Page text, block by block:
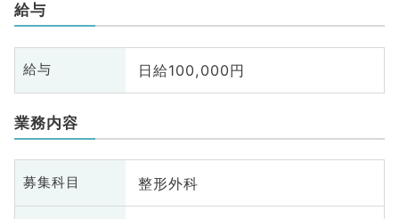
給与
給与 日給100,000円
業務内容
募集科目 整形外科